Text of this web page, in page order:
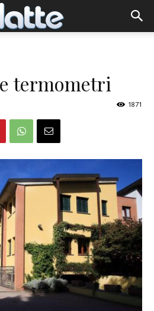
termometri
1871